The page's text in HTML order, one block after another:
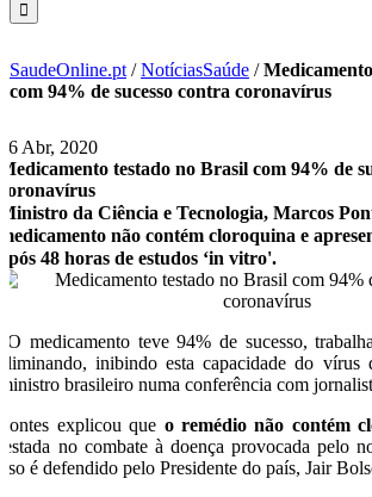
SaudeOnline.pt /NotíciasSaúde /
com 94% de sucesso contra coronavírus
16 Abr, 2020
Medicamento testado no Brasil com 94% de
coronavírus
Ministro da Ciência e Tecnologia, Marcos
medicamento não contém cloroquina e
após 48 horas de estudos ‘in vitro'.
“O medicamento teve 94% de sucesso,
eliminando, inibindo esta capacidade do vírus
ministro brasileiro numa conferência com
Pontes explicou que o remédio não contém
testada no combate à doença provocada pelo
uso é defendido pelo Presidente do país, Jair